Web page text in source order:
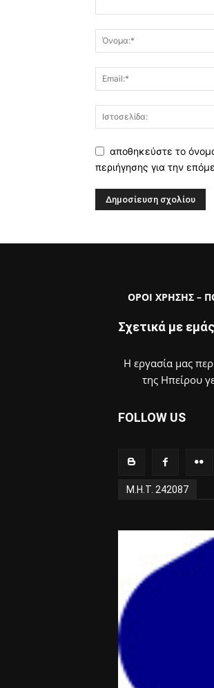
αποθηκεύστε το
περιήγησης για την
ΟΡΟΙ ΧΡΗΣΗΣ –
Σχετικά με εμάς
Η εργασία μας
της Ηπείρου
FOLLOW US
Μ.Η.Τ. 242087